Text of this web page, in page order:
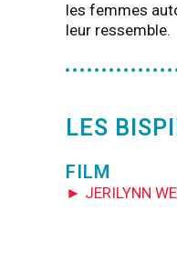
les femmes
leur ressemble.
LES
FILM
► JERILYNN